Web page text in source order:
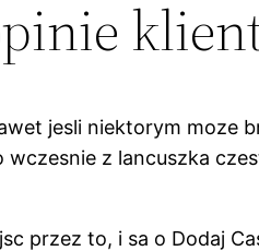
jesli niektorym moze
z lancuszka
przez to, i sa o Dodaj